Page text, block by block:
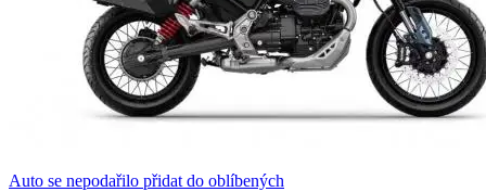
Auto se nepodařilo přidat do oblíbených